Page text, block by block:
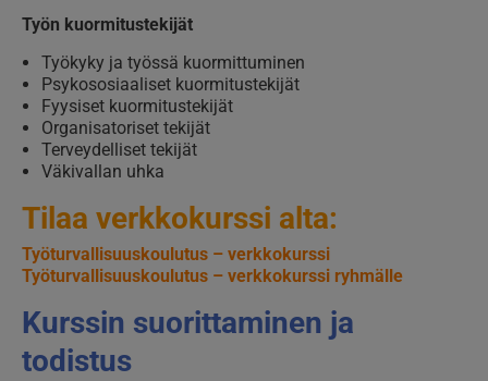
Työn kuormitustekijät
Työkyky ja työssä kuormittuminen
Psykososiaaliset kuormitustekijät
Fyysiset kuormitustekijät
Organisatoriset tekijät
Terveydelliset tekijät
Väkivallan uhka
Tilaa verkkokurssi alta:
Työturvallisuuskoulutus – verkkokurssi
Työturvallisuuskoulutus – verkkokurssi ryhmälle
Kurssin suorittaminen ja
todistus